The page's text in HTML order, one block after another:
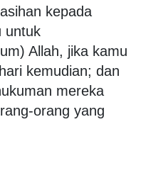
kepada
untuk
Allah, jika kamu
kemudian; dan
mereka
orang yang